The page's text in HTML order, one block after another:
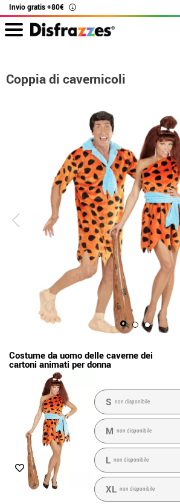
Invio gratis +80€ i
Coppia di cavernicoli
Costume da uomo delle caverne dei
cartoni animati per donna
S non disponibile
M non disponibile
L non disponibile
XL non disponibile